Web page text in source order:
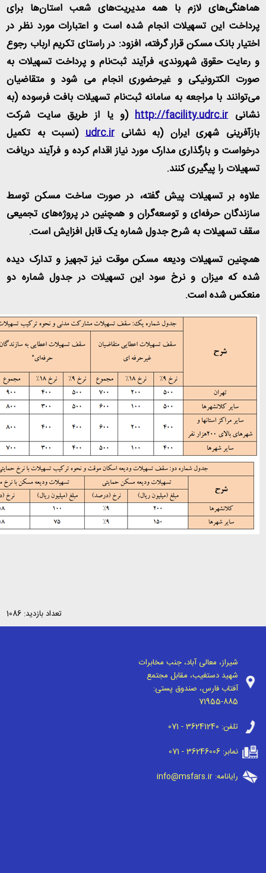
هماهنگی‌های لازم با همه مدیریت‌های شعب استان‌ها برای
پرداخت این تسهیلات انجام شده است و اعتبارات مورد نظر در
اختیار بانک مسکن قرار گرفته، افزود: در راستای تکریم ارباب رجوع
و رعایت حقوق شهروندی، فرآیند ثبت‌نام و پرداخت تسهیلات به
صورت الکترونیکی و غیرحضوری انجام می شود و متقاضیان
می‌توانند با مراجعه به سامانه ثبت‌نام تسهیلات بافت فرسوده (به
نشانیhttp://facility.udrc.ir
)و یا از طریق سایت شرکت
بازآفرینی شهری ایران (به نشانیudrc.ir
)نسبت به تکمیل
درخواست و بارگذاری مدارک مورد نیاز اقدام کرده و فرآیند دریافت
تسهیلات را پیگیری کنند.
علاوه بر تسهیلات پیش گفته، در صورت ساخت مسکن توسط
سازندگان حرفه‌ای و توسعه‌گران و همچنین در پروژه‌های تجمیعی
سقف تسهیلات به شرح جدول شماره یک قابل افزایش است.
همچنین تسهیلات ودیعه مسکن موقت نیز تجهیز و تدارک دیده
شده که میزان و نرخ سود این تسهیلات در جدول شماره دو
منعکس شده است.
تعداد بازدید: 1086
شیراز، معالی آباد، جنب مخابرات
شهید دستغیب، مقابل مجتمع
آفتاب فارس، صندوق پستی:
71955-885
تلفن: 071 - 36241240
نمابر:071 - 36246006
رایانامه:info@msfars.ir